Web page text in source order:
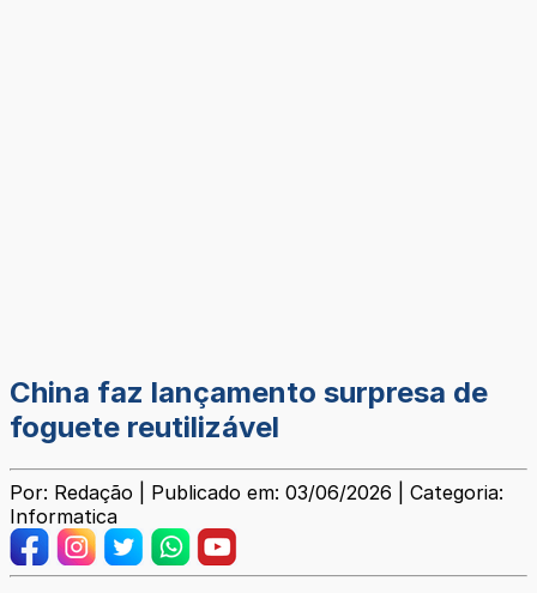
China faz lançamento surpresa de
foguete reutilizável
Por: Redação | Publicado em: 03/06/2026 | Categoria:
Informatica